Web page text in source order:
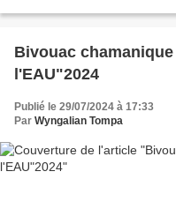
Bivouac
l'EAU"2024
Publié le 29/07/2024 à 17:33
Par Wyngalian Tompa